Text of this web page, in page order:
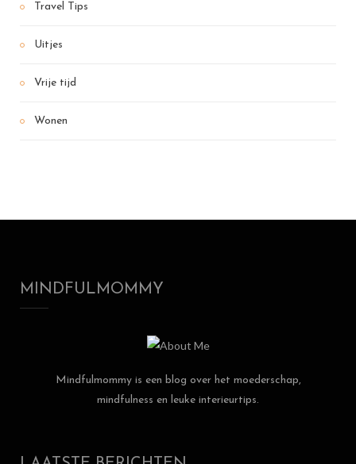
Travel Tips
Uitjes
Vrije tijd
Wonen
MINDFULMOMMY
Mindfulmommy is een blog over het moederschap,
mindfulness en leuke interieurtips.